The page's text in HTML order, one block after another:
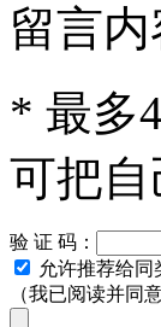
留言内
* 最多
可把自
验 证 码：
允许推荐给同
（我已阅读并同